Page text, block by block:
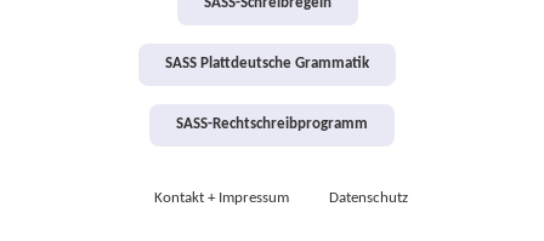
SASS-Schreibregeln
SASS Plattdeutsche Grammatik
SASS-Rechtschreibprogramm
Kontakt + Impressum Datenschutz